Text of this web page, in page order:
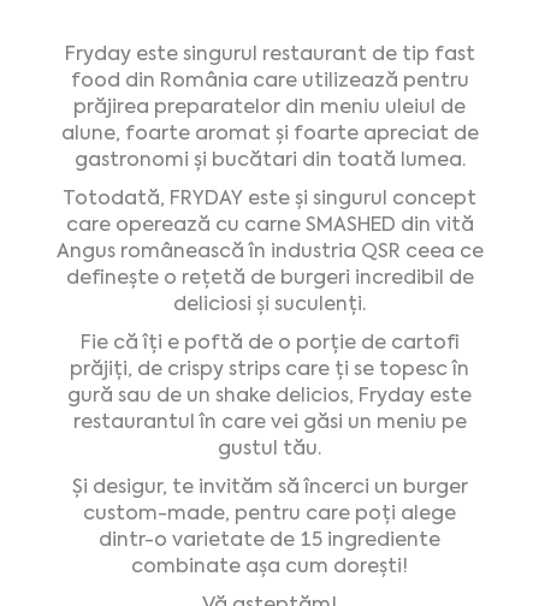
Fryday este singurul restaurant de tip fast
food din România care utilizează pentru
prăjirea preparatelor din meniu uleiul de
alune, foarte aromat și foarte apreciat de
gastronomi și bucătari din toată lumea.
Totodată, FRYDAY este și singurul concept
care operează cu carne SMASHED din vită
Angus românească în industria QSR ceea ce
definește o rețetă de burgeri incredibil de
deliciosi și suculenți.
Fie că îți e poftă de o porție de cartofi
prăjiți, de crispy strips care ți se topesc în
gură sau de un shake delicios, Fryday este
restaurantul în care vei găsi un meniu pe
gustul tău.
Și desigur, te invităm să încerci un burger
custom-made, pentru care poți alege
dintr-o varietate de 15 ingrediente
combinate așa cum dorești!